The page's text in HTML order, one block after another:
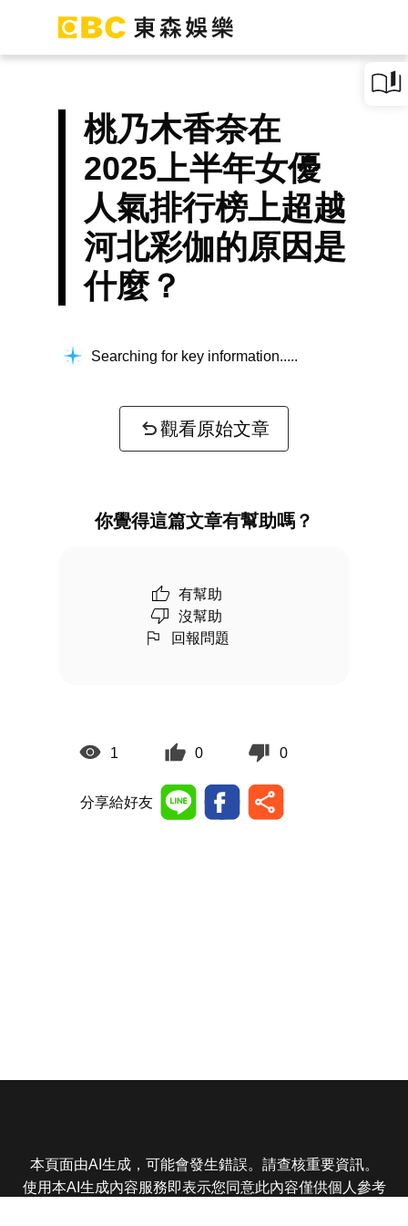
桃乃木香奈在
2025上半年女優
人氣排行榜上超越
河北彩伽的原因是
什麼？
Searching for key information...
觀看原始文章
你覺得這篇文章有幫助嗎？
有幫助
沒幫助
回報問題
1 0 0
分享給好友
本頁面由AI生成，可能會發生錯誤。請查核重要資訊。
使用本AI生成內容服務即表示您同意此內容僅供個人參考